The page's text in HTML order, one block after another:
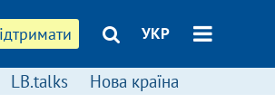
УКР
LB.talks Нова країна